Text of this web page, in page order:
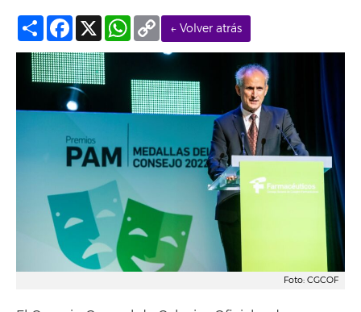
← Volver atrás
Compartir
Facebook
X WhatsApp
Copy
Link
Foto: CGCOF